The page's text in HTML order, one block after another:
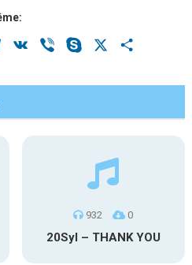
Telegram
VK Viber Skype
932 0
20Syl – THANK YOU